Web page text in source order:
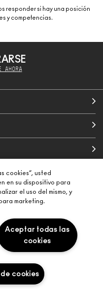
responder si hay una posición
y competencias.
AHORA
DE COOKIES
PAÍS
RIGHTS RESERVED
cookies”, usted
en su dispositivo para
el uso del mismo, y
marketing.
Aceptar todas las
cookies
cookies